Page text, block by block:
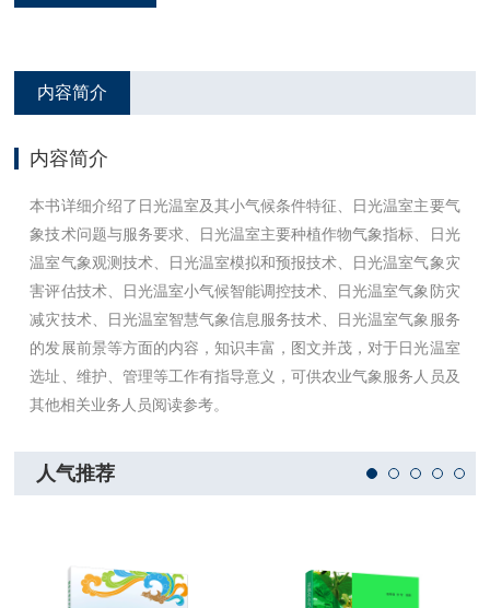
内容简介
内容简介
本书详细介绍了日光温室及其小气候条件特征、日光温室主要气
象技术问题与服务要求、日光温室主要种植作物气象指标、日光
温室气象观测技术、日光温室模拟和预报技术、日光温室气象灾
害评估技术、日光温室小气候智能调控技术、日光温室气象防灾
减灾技术、日光温室智慧气象信息服务技术、日光温室气象服务
的发展前景等方面的内容，知识丰富，图文并茂，对于日光温室
选址、维护、管理等工作有指导意义，可供农业气象服务人员及
其他相关业务人员阅读参考。
人气推荐